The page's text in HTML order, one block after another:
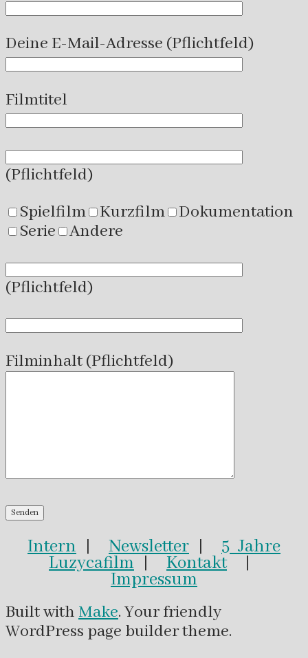
Deine E-Mail-Adresse (Pflichtfeld)
Filmtitel
(Pflichtfeld)
Spielfilm
Kurzfilm
Dokumentation
Serie
Andere
(Pflichtfeld)
Filminhalt (Pflichtfeld)
Intern | Newsletter | 5 Jahre
Luzycafilm | Kontakt|
Impressum
Built withMake. Your friendly
WordPress page builder theme.